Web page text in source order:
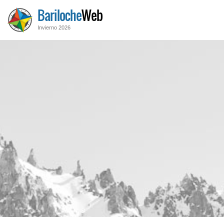
BarilocheWeb
Invierno 2026